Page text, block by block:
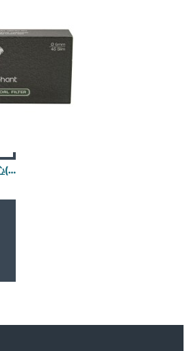
白象牌6mm活性碳濾心(45支入)